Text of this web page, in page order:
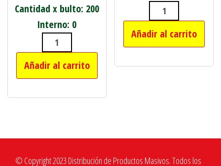
Cantidad x bulto: 200
Interno: 0
SET X6 LIMAS P/CERRAJERO EN
Añadir al carrito
JUEGO KIT
Añadir al carrito
© Copyright 2023 Distribución de Productos Masivos. Todos los